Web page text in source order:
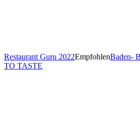
Restaurant Guru 2022EmpfohlenBaden-
TO TASTE